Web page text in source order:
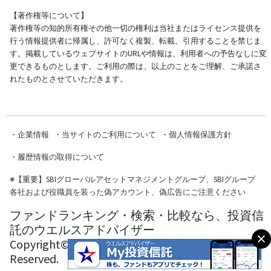
【著作権等について】
著作権等の知的所有権その他一切の権利は当社またはライセンス提供を
行う情報提供者に帰属し、許可なく複製、転載、引用することを禁じま
す。掲載しているウェブサイトのURLや情報は、利用者への予告なしに変
更できるものとします。ご利用の際は、以上のことをご理解、ご承諾さ
れたものとさせていただきます。
・ 企業情報 ・ 当サイトのご利用について ・ 個人情報保護方針
・ 履歴情報の取得について
※【重要】SBIグローバルアセットマネジメントグループ、SBIグループ
各社および役職員を装った偽アカウント、偽広告にご注意ください
ファンドランキング・検索・比較なら、投資信
託のウエルスアドバイザー
Copyright© Wealth Advisor Co., Ltd. All Rights
Reserved.